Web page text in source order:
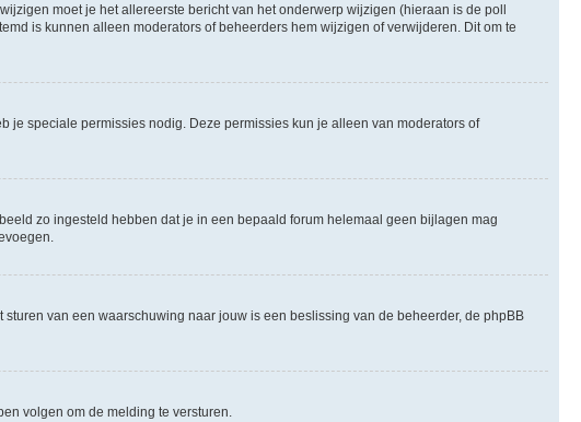
moet je het allereerste bericht van het onderwerp wijzigen (hieraan is de poll
is kunnen alleen moderators of beheerders hem wijzigen of verwijderen. Dit om te
speciale permissies nodig. Deze permissies kun je alleen van moderators of
zo ingesteld hebben dat je in een bepaald forum helemaal geen bijlagen mag
van een waarschuwing naar jouw is een beslissing van de beheerder, de phpBB
volgen om de melding te versturen.